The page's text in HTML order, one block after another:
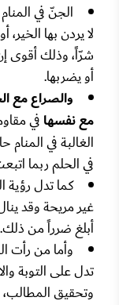
الجنّ في
لا يردن بها
شرّاً، وذلك أقوى
أو يضربها.
والصراع مع
مع نفسها في
الغالبة في
في الحلم ربما
كما تدل رؤية
غير مريحة وقد
أبلغ ضرراً من ذلك.
وأما من رأت
تدل على التوبة
وتحقيق المطالب،